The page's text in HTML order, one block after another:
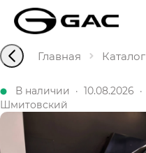
Главная Каталог
В наличии · 10.08.2026 ·
Шмитовский